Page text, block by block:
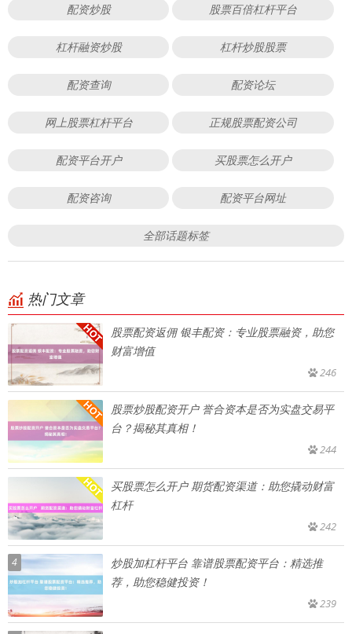
配资炒股 股票百倍杠杆平台
杠杆融资炒股 杠杆炒股股票
配资查询 配资论坛
网上股票杠杆平台 正规股票配资公司
配资平台开户 买股票怎么开户
配资咨询 配资平台网址
全部话题标签
热门文章
股票配资返佣 银丰配资：专业股票融资，助您
财富增值
246
股票炒股配资开户 誉合资本是否为实盘交易平
台？揭秘其真相！
244
买股票怎么开户 期货配资渠道：助您撬动财富
杠杆
242
4
炒股加杠杆平台 靠谱股票配资平台：精选推
荐，助您稳健投资！
239